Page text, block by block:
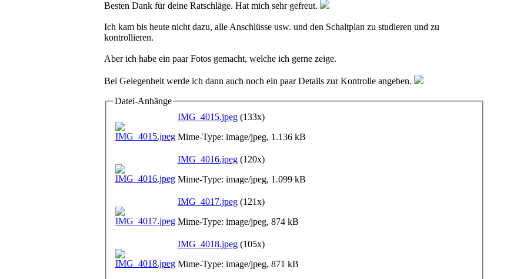
Besten Dank für deine Ratschläge. Hat mich sehr gefreut.
Ich kam bis heute nicht dazu, alle Anschlüsse usw. und den Schaltplan zu studieren und zu
kontrollieren.
Aber ich habe ein paar Fotos gemacht, welche ich gerne zeige.
Bei Gelegenheit werde ich dann auch noch ein paar Details zur Kontrolle angeben.
Datei-Anhänge
IMG_4015.jpeg (133x)
Mime-Type: image/jpeg, 1.136 kB
IMG_4016.jpeg (120x)
Mime-Type: image/jpeg, 1.099 kB
IMG_4017.jpeg (121x)
Mime-Type: image/jpeg, 874 kB
IMG_4018.jpeg (105x)
Mime-Type: image/jpeg, 871 kB